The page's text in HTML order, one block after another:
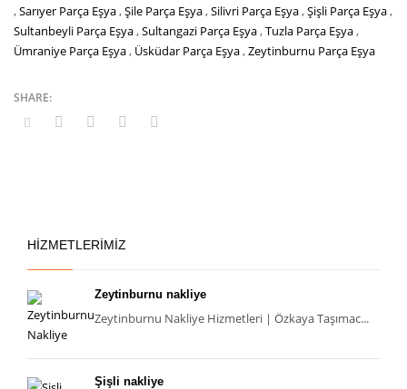
İstanbul Ankara Parça Eşya Taşımacılık
Evden Eve Nakliyat
Nakliyatın Güvenilir Adresi:
Öz Kaya Taşımacılık
,Sarıyer Parça Eşya,Şile Parça Eşya,Silivri Parça Eşya,Şişli Parça Eşya,
Sultanbeyli Parça Eşya,Sultangazi Parça Eşya,Tuzla Parça Eşya,
Ümraniye Parça Eşya, Üsküdar Parça Eşya,Zeytinburnu Parça Eşya
HİZMETLERİMİZ
Zeytinburnu nakliye
Zeytinburnu Nakliye Hizmetleri | Özkaya Taşımac...
Şişli nakliye